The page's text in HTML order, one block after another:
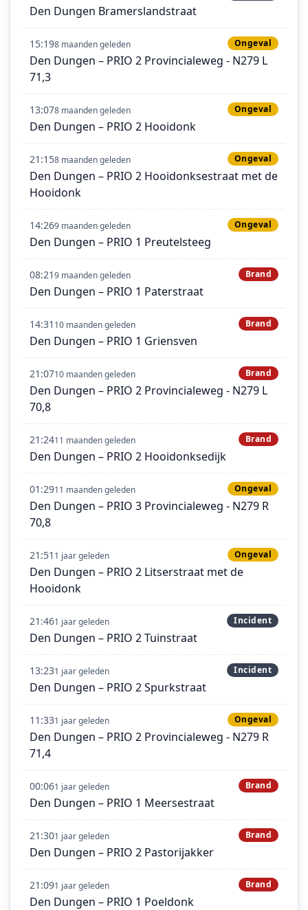
Den Dungen Bramerslandstraat
15:198 maanden geleden Ongeval
Den Dungen – PRIO 2 Provincialeweg - N279 L
71,3
13:078 maanden geleden Ongeval
Den Dungen – PRIO 2 Hooidonk
21:158 maanden geleden Ongeval
Den Dungen – PRIO 2 Hooidonksestraat met de
Hooidonk
14:269 maanden geleden Ongeval
Den Dungen – PRIO 1 Preutelsteeg
08:219 maanden geleden Brand
Den Dungen – PRIO 1 Paterstraat
14:31 10 maanden geleden Brand
Den Dungen – PRIO 1 Griensven
21:0710 maanden geleden Brand
Den Dungen – PRIO 2 Provincialeweg - N279 L
70,8
21:2411 maanden geleden Brand
Den Dungen – PRIO 2 Hooidonksedijk
01:2911 maanden geleden Ongeval
Den Dungen – PRIO 3 Provincialeweg - N279 R
70,8
21:51 1 jaar geleden Ongeval
Den Dungen – PRIO 2 Litserstraat met de
Hooidonk
21:461 jaar geleden Incident
Den Dungen – PRIO 2 Tuinstraat
13:231 jaar geleden Incident
Den Dungen – PRIO 2 Spurkstraat
11:331 jaar geleden Ongeval
Den Dungen – PRIO 2 Provincialeweg - N279 R
71,4
00:061 jaar geleden Brand
Den Dungen – PRIO 1 Meersestraat
21:301 jaar geleden Brand
Den Dungen – PRIO 2 Pastorijakker
21:091 jaar geleden Brand
Den Dungen – PRIO 1 Poeldonk